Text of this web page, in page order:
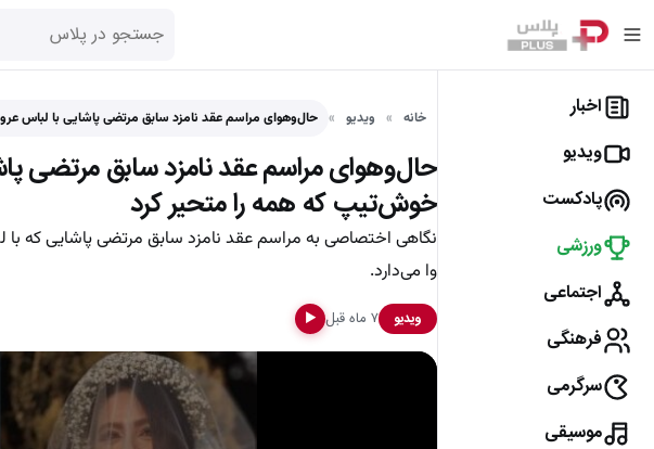
اخبار
ویدیو
پادکست
ورزشی
اجتماعی
فرهنگی
سرگرمی
موسیقی
خانه ویدیو حال‌وهوای مراسم عقد نامزد سابق مرتضی پاشایی با لباس
حال‌وهوای مراسم عقد نامزد سابق مرتضی
خوش‌تیپ که همه را متحیر کرد
نگاهی اختصاصی به مراسم عقد نامزد سابق مرتضی پاشایی که
وا می‌دارد.
ویدیو ۷ ماه قبل ▶